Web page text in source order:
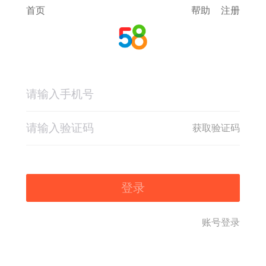
首页 帮助 注册
获取验证码
登录
账号登录